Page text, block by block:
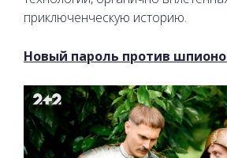
приключенческую историю.
Новый пароль против